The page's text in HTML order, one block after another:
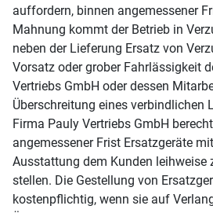
auffordern, binnen angemessener
Mahnung kommt der Betrieb in
neben der Lieferung Ersatz von
Vorsatz oder grober Fahrlässigkeit
Vertriebs GmbH oder dessen
Überschreitung eines verbindlichen
Firma Pauly Vertriebs GmbH
angemessener Frist Ersatzgeräte
Ausstattung dem Kunden leihweise
stellen. Die Gestellung von
kostenpflichtig, wenn sie auf